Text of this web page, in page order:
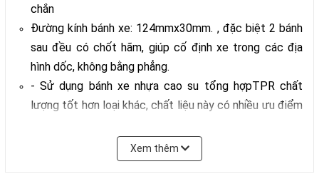
chắn
Đường kính bánh xe: 124mmx30mm. , đặc biệt 2 bánh
sau đều có chốt hãm, giúp cố định xe trong các địa
hình dốc, không bằng phẳng.
- Sử dụng bánh xe nhựa cao su tổng hợpTPR chất
lượng tốt hơn loại khác, chất liệu này có nhiều ưu điểm
bẩn trên sàn, không bị ăn mòn hoá chất, tạo ra tiếng ồn
thấp khi vận hành, không độc hại, không gây ô nhiễm
Xem thêm